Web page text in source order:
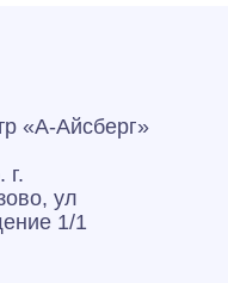
«А‑Айсберг»
г.
ул
1/1